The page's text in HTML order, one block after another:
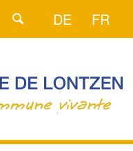
FR
DE
+32 (0) 87 89 80 59